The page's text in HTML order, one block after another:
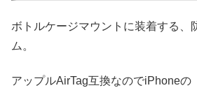
ボトルケージマウントに装着する、
ム。
アップルAirTag互換なのでiPhoneの